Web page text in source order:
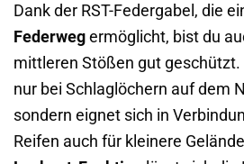
Dank der RST-Federgabel, die
Federweg ermöglicht, bist du
mittleren Stößen gut
nur bei Schlaglöchern auf dem
sondern eignet sich in
Reifen auch für kleinere